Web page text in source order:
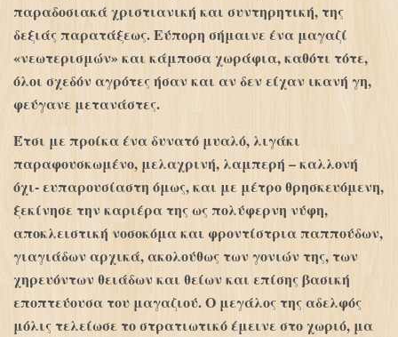
παραδοσιακά χριστιανική και συντηρητική, της
δεξιάς παρατάξεως. Εύπορη σήμαινε ένα μαγαζί
«νεωτερισμών» και κάμποσα χωράφια, καθότι τότε,
όλοι σχεδόν αγρότες ήσαν και αν δεν είχαν ικανή γη,
φεύγανε μετανάστες.
Έτσι με προίκα ένα δυνατό μυαλό, λιγάκι
παραφουσκωμένο, μελαχρινή, λαμπερή – καλλονή
όχι- ευπαρουσίαστη όμως, και με μέτρο θρησκευόμενη,
ξεκίνησε την καριέρα της ως πολύφερνη νύφη,
αποκλειστική νοσοκόμα και φροντίστρια παππούδων,
γιαγιάδων αρχικά, ακολούθως των γονιών της, των
χηρευόντων θειάδων και θείων και επίσης βασική
εποπτεύουσα του μαγαζιού. Ο μεγάλος της αδελφός
μόλις τελείωσε το στρατιωτικό έμεινε στο χωριό, μα